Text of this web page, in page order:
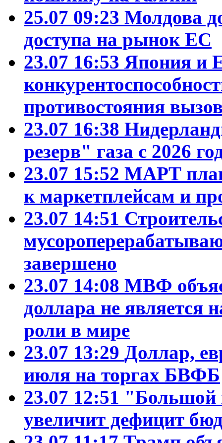
25.07 09:23 Молдова
доступа на рынок ЕС
23.07 16:53 Япония и
противостояния
23.07 16:38
резерв" газа с 2026
23.07 15:52 МАРТ
к маркетплейсам и
23.07 14:51
завершено
23.07 14:08 МВФ
доллара не является
роли в мире
23.07 13:29 Доллар,
июля на торгах БВФБ
23.07 12:51 "Большой
увеличит дефицит